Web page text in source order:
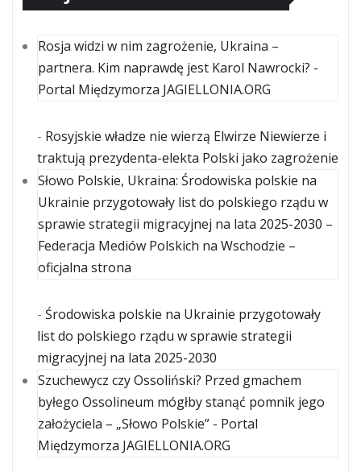
Rosja widzi w nim zagrożenie, Ukraina –
partnera. Kim naprawdę jest Karol Nawrocki? -
Portal Międzymorza JAGIELLONIA.ORG
- Rosyjskie władze nie wierzą Elwirze Niewierze i
traktują prezydenta-elekta Polski jako zagrożenie
Słowo Polskie, Ukraina: Środowiska polskie na
Ukrainie przygotowały list do polskiego rządu w
sprawie strategii migracyjnej na lata 2025-2030 –
Federacja Mediów Polskich na Wschodzie –
oficjalna strona
- Środowiska polskie na Ukrainie przygotowały
list do polskiego rządu w sprawie strategii
migracyjnej na lata 2025-2030
Szuchewycz czy Ossoliński? Przed gmachem
byłego Ossolineum mógłby stanąć pomnik jego
założyciela – „Słowo Polskie” - Portal
Międzymorza JAGIELLONIA.ORG